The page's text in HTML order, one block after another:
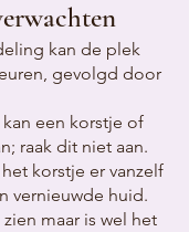
kan de plek
gevolgd door
een korstje of
raak dit niet aan.
korstje er vanzelf
vernieuwde huid.
maar is wel het